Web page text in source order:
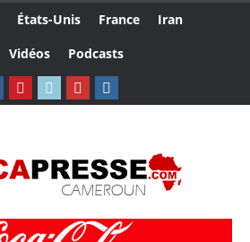
États-Unis France
Iran
Vidéos Podcasts